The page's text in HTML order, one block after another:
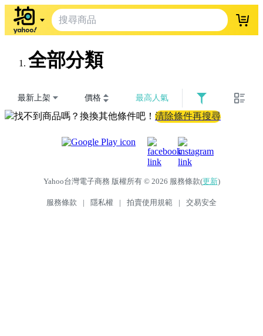
登入
全部分類
最新上架 價格 最高人氣
找不到商品嗎？換換其他條件吧！ 清除條件再搜尋
Yahoo台灣電子商務 版權所有 © 2026 服務條款(更新)
服務條款 | 隱私權 | 拍賣使用規範 | 交易安全